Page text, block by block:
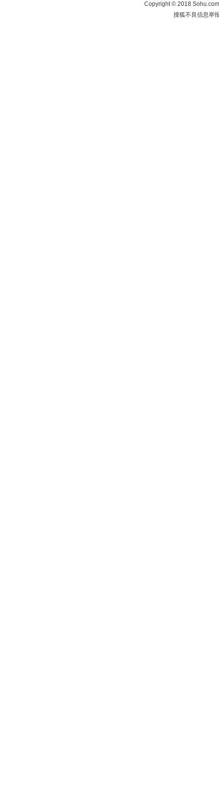
Copyright©2018
搜狐不良信息举